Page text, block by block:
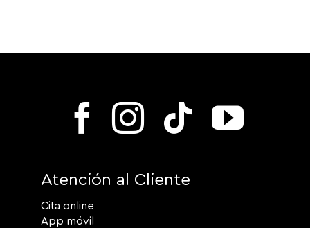
Atención al Cliente
Cita online
App móvil